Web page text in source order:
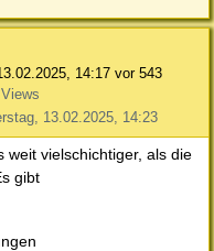
14:17 vor 543
13.02.2025, 14:23
weit vielschichtiger, als die
gibt